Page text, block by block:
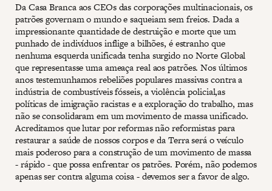
Da Casa Branca aos CEOs das corporações multinacionais, os
patrões governam o mundo e saqueiam sem freios. Dada a
impressionante quantidade de destruição e morte que um
punhado de indivíduos inflige a bilhões, é estranho que
nenhuma esquerda unificada tenha surgido no Norte Global
que representasse uma ameaça real aos patrões. Nos últimos
anos testemunhamos rebeliões populares massivas contra a
indústria de combustíveis fósseis, a violência policial,as
políticas de imigração racistas e a exploração do trabalho, mas
não se consolidaram em um movimento de massa unificado.
Acreditamos que lutar por reformas não reformistas para
restaurar a saúde de nossos corpos e da Terra será o veículo
mais poderoso para a construção de um movimento de massa
- rápido - que possa enfrentar os patrões. Porém, não podemos
apenas ser contra alguma coisa - devemos ser a favor de algo.